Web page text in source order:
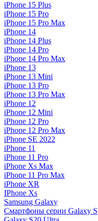
iPhone 15 Plus
iPhone 15 Pro
iPhone 15 Pro Max
iPhone 14
iPhone 14 Plus
iPhone 14 Pro
iPhone 14 Pro Max
iPhone 13
iPhone 13 Mini
iPhone 13 Pro
iPhone 13 Pro Max
iPhone 12
iPhone 12 Mini
iPhone 12 Pro
iPhone 12 Pro Max
iPhone SE 2022
iPhone 11
iPhone 11 Pro
iPhone Xs Max
iPhone 11 Pro Max
iPhone XR
IPhone Xs
Samsung Galaxy
Смартфоны серии Galaxy S